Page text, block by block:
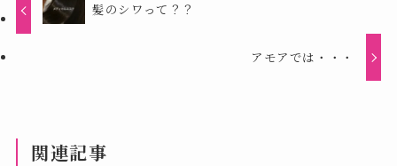
髪のシワって？？
アモアでは・・・
関連記事